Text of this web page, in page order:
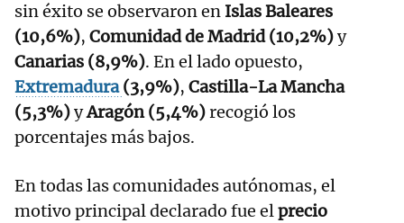
sin éxito se observaron en Islas Baleares
(10,6%), Comunidad de Madrid (10,2%)y
Canarias (8,9%). En el lado opuesto,
Extremadura(3,9%), Castilla-La Mancha
(5,3%)yAragón (5,4%)recogió los
porcentajes más bajos.
En todas las comunidades autónomas, el
motivo principal declarado fue elprecio